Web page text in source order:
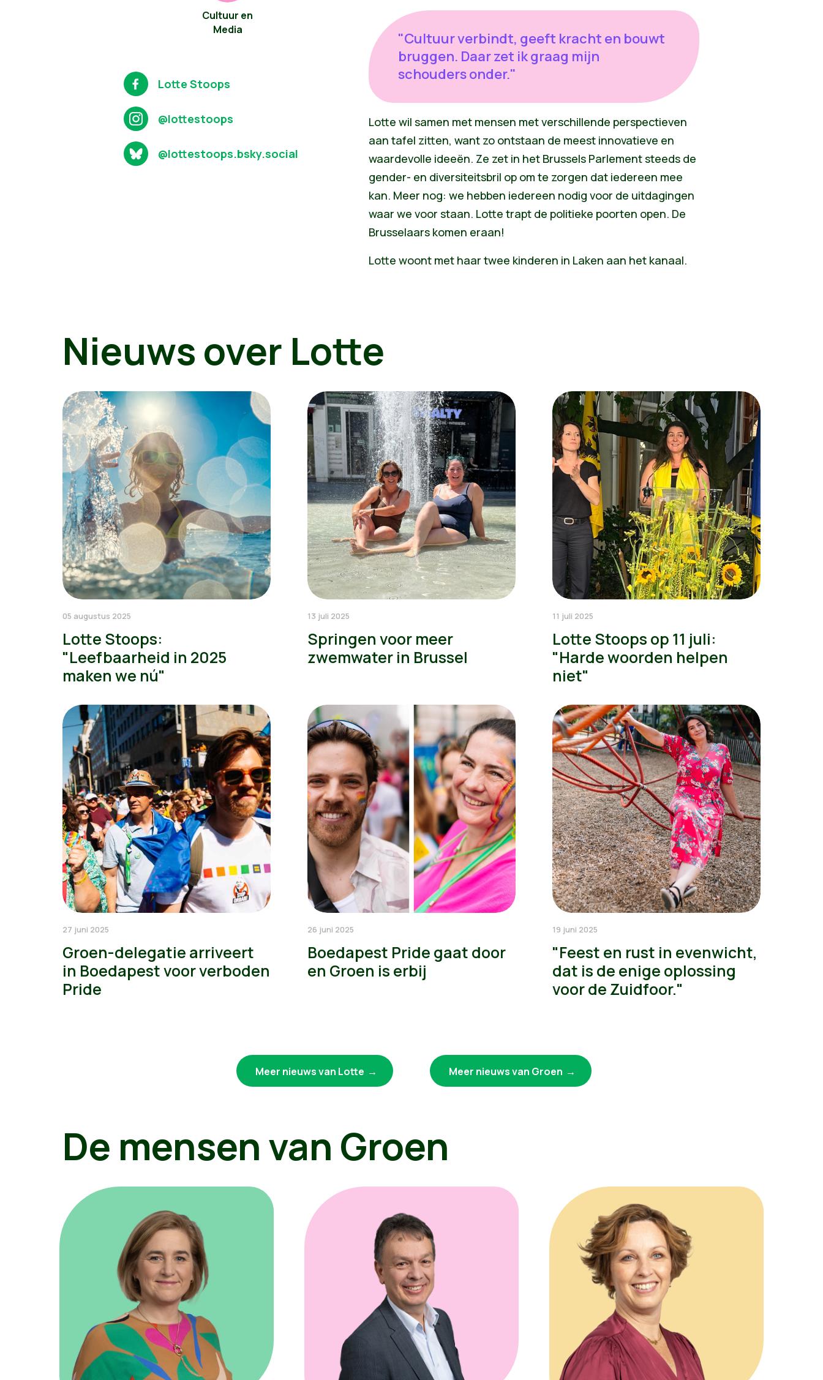
Cultuur en
Media
Lotte Stoops
@lottestoops
@lottestoops.bsky.social
"Cultuur verbindt, geeft kracht en bouwt
bruggen. Daar zet ik graag mijn
schouders onder."
Lotte wil samen met mensen met verschillende perspectieven
aan tafel zitten, want zo ontstaan de meest innovatieve en
waardevolle ideeën. Ze zet in het Brussels Parlement steeds de
gender- en diversiteitsbril op om te zorgen dat iedereen mee
kan. Meer nog: we hebben iedereen nodig voor de uitdagingen
waar we voor staan. Lotte trapt de politieke poorten open. De
Brusselaars komen eraan!
Lotte woont met haar twee kinderen in Laken aan het kanaal.
Nieuws over Lotte
05 augustus 2025
Lotte Stoops:
"Leefbaarheid in 2025
maken we nú"
13 juli 2025
Springen voor meer
zwemwater in Brussel
11 juli 2025
Lotte Stoops op 11 juli:
"Harde woorden helpen
niet"
27 juni 2025
Groen-delegatie arriveert
in Boedapest voor verboden
Pride
26 juni 2025
Boedapest Pride gaat door
en Groen is erbij
19 juni 2025
"Feest en rust in evenwicht,
dat is de enige oplossing
voor de Zuidfoor."
Meer nieuws van Lotte Meer nieuws van Groen
De mensen van Groen